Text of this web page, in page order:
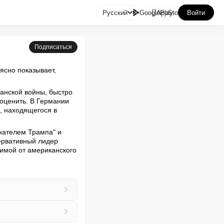
Русский GooglePlay
AppStore Войти
Подписаться
показывает,
войны, быстро
В Германии
находящегося в
Трампа" и
лидер
от американского